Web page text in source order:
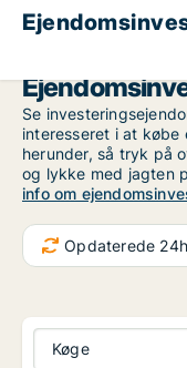
Se
interesseret i at købe
herunder, så tryk på
og lykke med jagten
info om
Opdaterede 24h
Køge